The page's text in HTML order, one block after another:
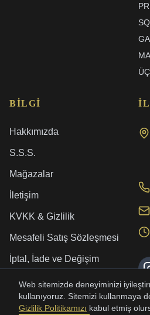
BILGI
Hakkımızda
S.S.S.
Mağazalar
İletişim
KVKK & Gizlilik
Mesafeli Satış Sözleşmesi
İptal, İade ve Değişim
Kargo ve Teslimat
Web sitemizde deneyiminizi
kullanıyoruz. Sitemizi kullanmaya
Gizlilik Politikamızı kabul etmiş